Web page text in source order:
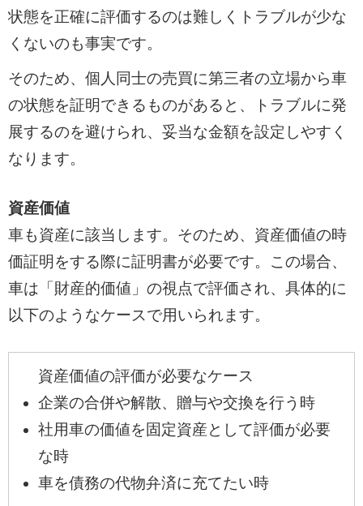
状態を正確に評価するのは難しくトラブルが少な
くないのも事実です。
そのため、個人同士の売買に第三者の立場から車
の状態を証明できるものがあると、トラブルに発
展するのを避けられ、妥当な金額を設定しやすく
なります。
資産価値
車も資産に該当します。そのため、資産価値の時
価証明をする際に証明書が必要です。この場合、
車は「財産的価値」の視点で評価され、具体的に
以下のようなケースで用いられます。
資産価値の評価が必要なケース
企業の合併や解散、贈与や交換を行う時
社用車の価値を固定資産として評価が必要
な時
車を債務の代物弁済に充てたい時